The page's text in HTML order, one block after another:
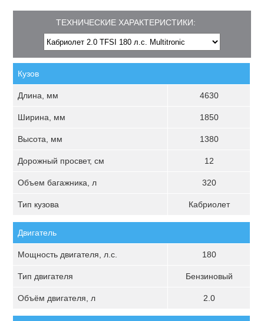
ТЕХНИЧЕСКИЕ ХАРАКТЕРИСТИКИ:
Кузов
Длина, мм 4630
Ширина, мм 1850
Высота, мм 1380
Дорожный просвет, см 12
Объем багажника, л 320
Тип кузова Кабриолет
Двигатель
Мощность двигателя, л.с. 180
Тип двигателя Бензиновый
Объём двигателя, л 2.0